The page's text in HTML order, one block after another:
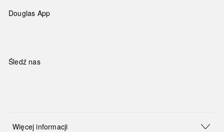
Douglas App
Śledź nas
Więcej informacji